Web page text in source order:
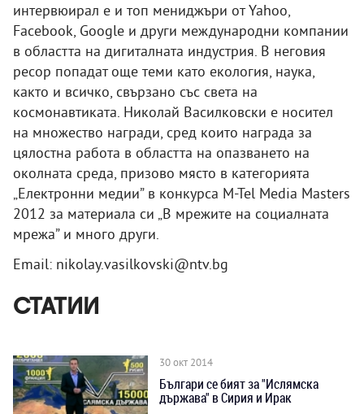
интервюирал е и топ мениджъри от Yahoo,
Facebook, Google и други международни компании
в областта на дигиталната индустрия. В неговия
ресор попадат още теми като екология, наука,
както и всичко, свързано със света на
космонавтиката. Николай Василковски е носител
на множество награди, сред които награда за
цялостна работа в областта на опазването на
околната среда, призово място в категорията
„Електронни медии” в конкурса M-Tel Media Masters
2012 за материала си „В мрежите на социалната
мрежа” и много други.
Email: nikolay.vasilkovski@ntv.bg
СТАТИИ
30 окт 2014
Българи се бият за "Ислямска
държава" в Сирия и Ирак